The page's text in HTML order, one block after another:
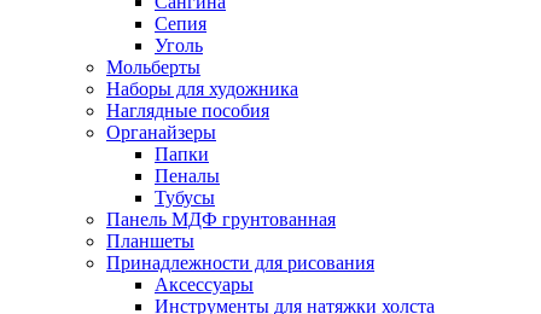
Сепия
Уголь
Мольберты
Наборы для художника
Наглядные пособия
Органайзеры
Папки
Пеналы
Тубусы
Панель МДФ грунтованная
Планшеты
Принадлежности для рисования
Аксессуары
Инструменты для натяжки холста